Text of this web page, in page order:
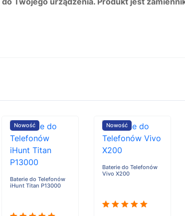
Nowość
Baterie do Telefonów
iHunt Titan P13000
Nowość
Baterie do Telefonów
Vivo X200